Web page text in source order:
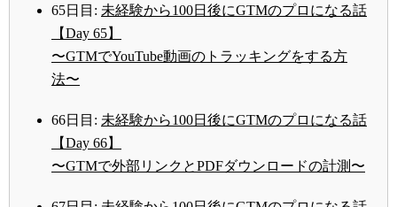
65日目: 未経験から100日後にGTMのプロになる話
【Day 65】
〜GTMでYouTube動画のトラッキングをする方
法〜
66日目: 未経験から100日後にGTMのプロになる話
【Day 66】
〜GTMで外部リンクとPDFダウンロードの計測〜